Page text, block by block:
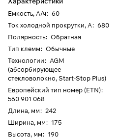
Емкость, А/ч: 60
Ток холодной прокрутки, А: 680
Полярность: Обратная
Тип клемм: Обычные
Технологии: AGM
(абсорбирующее
стекловолокно, Start-Stop Plus)
Европейский тип номер (ETN):
560 901 068
Длина, мм: 242
Ширина, мм: 175
Высота, мм: 190